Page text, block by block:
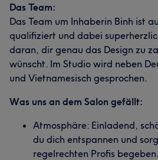
Das Team:
Das Team um Inhaberin Binh ist
qualifiziert und dabei
daran, dir genau das Design zu
wünscht. Im Studio wird neben
und Vietnamesisch gesprochen.
Was uns an dem Salon gefällt:
Atmosphäre: Einladend,
du dich entspannen und
regelrechten Profis begeben.